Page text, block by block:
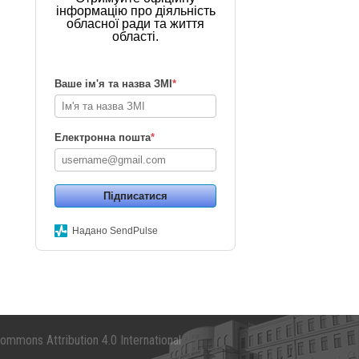
інформацію про діяльність
обласної ради та життя
області.
Ваше ім'я та назва ЗМІ*
Електронна пошта*
Підписатися
Надано SendPulse
Attribution 4.0 International